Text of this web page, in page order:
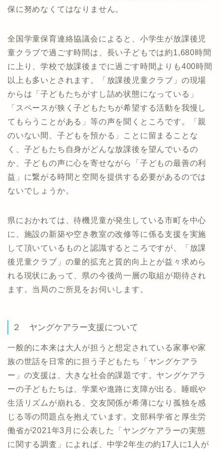
保に努めなくてはなりません。
全国学童保育連絡協議会によると、小学生が放課後児
童クラブで過ごす時間は、長い子どもでは約1,680時間
に上り、学校で放課後までに過ごす時間よりも400時間
以上も多いとされます。「放課後児童クラブ」の現場
からは「子どもたちがすし詰め状態になっている」
「スペースが狭く子どもたちが希望する活動を我慢し
てもらうことがある」等の声を聞くところです。「親
のいない間、子どもを預かる」ことに留まることな
く、子どもたち自身がどんな放課後を望んでいるの
か、子どもの声に心を寄せながら「子どもの最善の利
益」に繋がる時間と空間を提供する必要があるのでは
ないでしょうか。
県におかれては、待機児童が発生している市町を中心
に、施設の新築や空き教室の改修等に係る支援を実施
して頂いているものと認識するところですが、「放課
後児童クラブ」の量的拡充と質的向上とが益々求めら
れる現状にあって、県の今後尚一層の取組が期待され
ます。当局のご所見をお伺いします。
２ ヤングケアラー支援について
一般的に本来は大人が担うと想定されている家事や家
族の世話を日常的に担う子どもたち「ヤングケアラ
ー」の支援は、大きな社会的課題です。ヤングケアラ
ーの子どもたちは、学業や進路に支障が出る、睡眠や
生活リズムが崩れる、交友関係が希薄になり孤独を感
じる等の問題点を抱えています。文部科学省と厚生労
働省が2021年3月に公表した「ヤングケアラーの実態
に関する調査」によれば、中学2年生の約17人に1人が